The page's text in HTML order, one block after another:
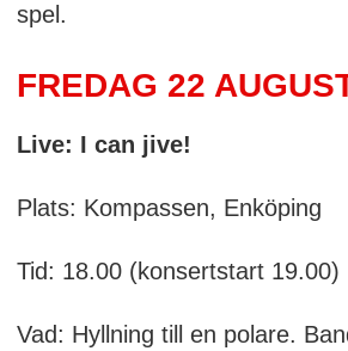
spel.
FREDAG 22
Live: I can jive!
Plats: Kompassen, Enköping
Tid: 18.00 (konsertstart 19.00)
Vad: Hyllning till en polare.